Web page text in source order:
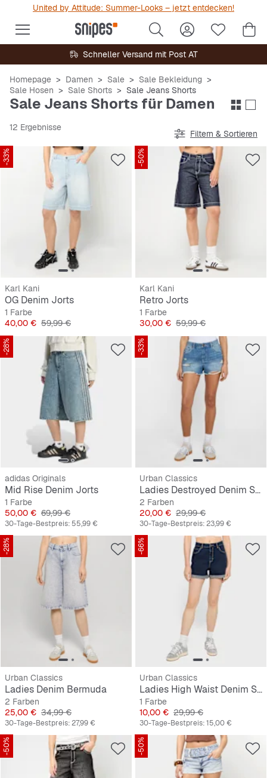
United by Attitude: Summer-Looks – jetzt entdecken!
Schneller Versand mit Post AT
Homepage Damen Sale
Sale Bekleidung
Sale Hosen
Sale Shorts Sale Jeans Shorts
Sale Jeans Shorts für Damen
12 Ergebnisse
Filtern & Sortieren
-33%
Karl Kani
OG Denim Jorts
1 Farbe
Preis
40,00 € Originalpreis
59,99 €
-50%
Karl Kani
Retro Jorts
1 Farbe
Preis
30,00 € Originalpreis
59,99 €
-28%
adidas Originals
Mid Rise Denim Jorts
1 Farbe
Preis
50,00 € Originalpreis
69,99 €
30-Tage-Bestpreis: 55,99 €
-33%
Urban Classics
Ladies Destroyed Denim Shorts
2 Farben
Preis
20,00 € Originalpreis
29,99 €
30-Tage-Bestpreis:23,99 €
-28%
Urban Classics
Ladies Denim Bermuda
2 Farben
Preis
25,00 € Originalpreis
34,99 €
30-Tage-Bestpreis:27,99 €
-66%
Urban Classics
Ladies High Waist Denim Shorts
1 Farbe
Preis
10,00 € Originalpreis
29,99 €
30-Tage-Bestpreis:15,00 €
-50% -50%